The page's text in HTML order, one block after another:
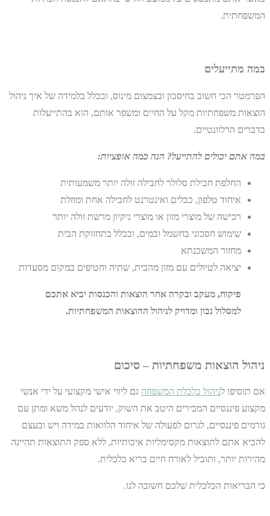
המשפחתית.
במה מתייעלים
הפרמטר הכי חשוב בחיסכון ובצמצום מינוס, ובכלל בלמידה של איך ניהול
הוצאות משפחתיות מקל על החיים ומשפר אותם, הוא בהתייעלות
בדברים הרלוונטיים.
במה אתם יכולים להתייעל? הנה כמה אופציות:
החלפת חבילת סלולר לחבילה זולה יותר משמעותית
איחוד טלפון, כבלים ואינטרנט לחבילה אחת ומוזלת
רכישה של מוצרי מזון או מוצרי ניקיון מרשת זולה יותר
שימוש חסכוני בחשמל ובמים, ובכלל בתחזוקת הבית
מחזור המשכנתא
יציאה לטיולים עם מזון מהבית, שתיה וחטיפים במקום מסעדות
פיקוח, מעקב ובקרה אחר הוצאות והכנסות יביא אתכם
למסלול נכון ומדויק לניהול ההוצאות המשפחתיות.
ניהול הוצאות משפחתיות – סיכום
אם תוסיפו לניהול כלכלת המשפחה גם ליווי אישי מקצועי על ידי אנשי
מקצוע פיננסיים המכירים היטב את השוק, יודעים לנהל משא ומתן עם
גורמים פיננסיים, לגרום לפעולה של איחוד הלוואות במידה ויש ובעצם
להביא אתם לתוצאות מקסימליות איכותיות, ללא ספק התוצאות תהיינה
מהירות יותר, ותוביל לאורח חיים בריא כלכלית.
כי הבריאות הכלכלית שלכם חשובה לנו.